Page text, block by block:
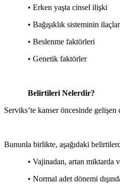
• Erken yaşta cinsel ilişki
• Bağışıklık sisteminin
• Beslenme faktörleri
• Genetik faktörler
Belirtileri Nelerdir?
Serviks’te kanser öncesinde
Bununla birlikte, aşağıdaki
• Vajinadan, artan miktarda
• Normal adet dönemi